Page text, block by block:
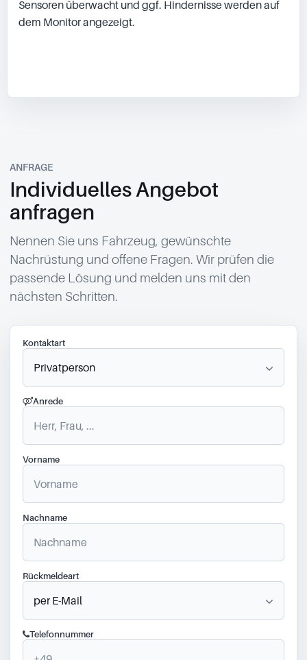
Sensoren überwacht und ggf. Hindernisse werden auf
dem Monitor angezeigt.
ANFRAGE
Individuelles Angebot
anfragen
Nennen Sie uns Fahrzeug, gewünschte
Nachrüstung und offene Fragen. Wir prüfen die
passende Lösung und melden uns mit den
nächsten Schritten.
Kontaktart
Anrede
Vorname
Nachname
Rückmeldeart
Telefonnummer